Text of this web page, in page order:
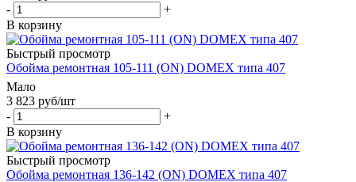
-
+
В корзину
Быстрый просмотр
Обойма ремонтная 105-111 (ОN) DOMEX типа 407
Мало
3 823 руб/шт
-
+
В корзину
Быстрый просмотр
Обойма ремонтная 136-142 (ОN) DOMEX типа 407